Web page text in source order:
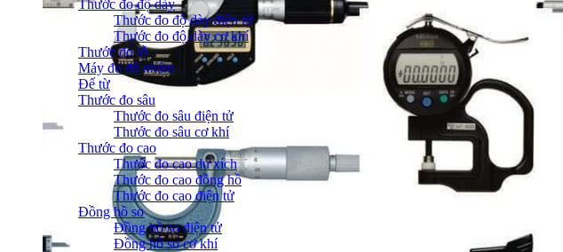
Thước đo độ dày
Thước đo độ dày điện tử
Thước đo độ dày cơ khí
Thước đo lỗ
Máy đo độ nhám
Đế từ
Thước đo sâu
Thước đo sâu điện tử
Thước đo sâu cơ khí
Thước đo cao
Thước đo cao du xích
Thước đo cao đồng hồ
Thước đo cao điện tử
Đồng hồ so
Đồng hồ so điện tử
Đồng hồ so cơ khí